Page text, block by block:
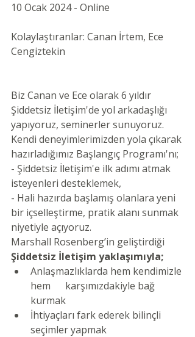
10 Ocak 2024 - Online
Kolaylaştıranlar: Canan İrtem, Ece
Cengiztekin
Biz Canan ve Ece olarak 6 yıldır
Şiddetsiz İletişim'de yol arkadaşlığı
yapıyoruz, seminerler sunuyoruz.
Kendi deneyimlerimizden yola çıkarak
hazırladığımız Başlangıç Programı'nı;
- Şiddetsiz İletişim'e ilk adımı atmak
isteyenleri desteklemek,
- Hali hazırda başlamış olanlara yeni
bir içselleştirme, pratik alanı sunmak
niyetiyle açıyoruz.
Marshall Rosenberg’in geliştirdiği
Şiddetsiz İletişim yaklaşımıyla;
Anlaşmazlıklarda hem kendimizle
hem      karşımızdakiyle bağ
kurmak
İhtiyaçları fark ederek bilinçli
seçimler yapmak